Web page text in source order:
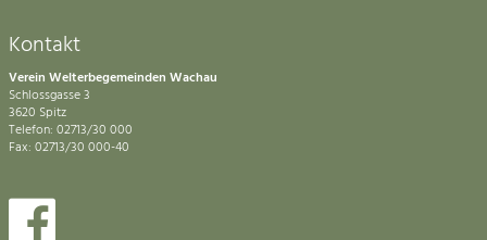
Kontakt
Verein Welterbegemeinden Wachau
Schlossgasse 3
3620 Spitz
Telefon: 02713/30 000
Fax: 02713/30 000-40